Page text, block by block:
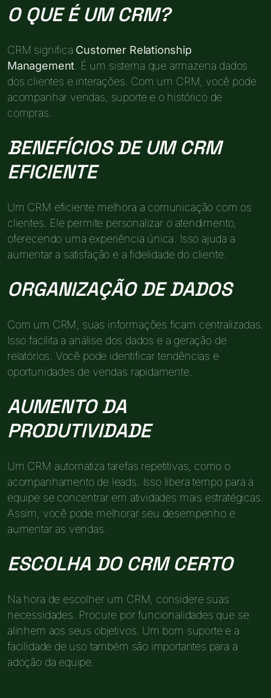
O QUE É UM CRM?
CRM significa Customer Relationship
Management . É um sistema que armazena dados
dos clientes e interações. Com um CRM, você pode
acompanhar vendas, suporte e o histórico de
compras.
BENEFÍCIOS DE UM CRM
EFICIENTE
Um CRM eficiente melhora a comunicação com os
clientes. Ele permite personalizar o atendimento,
oferecendo uma experiência única. Isso ajuda a
aumentar a satisfação e a fidelidade do cliente.
ORGANIZAÇÃO DE DADOS
Com um CRM, suas informações ficam centralizadas.
Isso facilita a análise dos dados e a geração de
relatórios. Você pode identificar tendências e
oportunidades de vendas rapidamente.
AUMENTO DA
PRODUTIVIDADE
Um CRM automatiza tarefas repetitivas, como o
acompanhamento de leads. Isso libera tempo para a
equipe se concentrar em atividades mais estratégicas.
Assim, você pode melhorar seu desempenho e
aumentar as vendas.
ESCOLHA DO CRM CERTO
Na hora de escolher um CRM, considere suas
necessidades. Procure por funcionalidades que se
alinhem aos seus objetivos. Um bom suporte e a
facilidade de uso também são importantes para a
adoção da equipe.